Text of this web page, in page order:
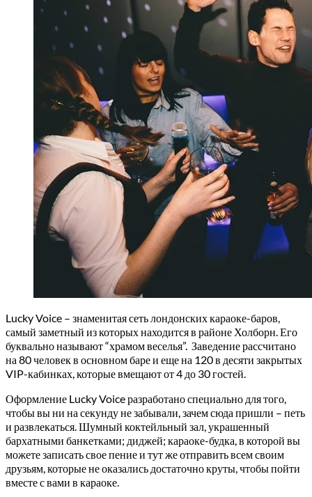
Lucky Voice – знаменитая сеть лондонских караоке-баров,
самый заметный из которых находится в районе Холборн. Его
буквально называют “храмом веселья”. Заведение рассчитано
на 80 человек в основном баре и еще на 120 в десяти закрытых
VIP-кабинках, которые вмещают от 4 до 30 гостей.
Оформление Lucky Voice разработано специально для того,
чтобы вы ни на секунду не забывали, зачем сюда пришли – петь
и развлекаться. Шумный коктейльный зал, украшенный
бархатными банкетками; диджей; караоке-будка, в которой вы
можете записать свое пение и тут же отправить всем своим
друзьям, которые не оказались достаточно круты, чтобы пойти
вместе с вами в караоке.